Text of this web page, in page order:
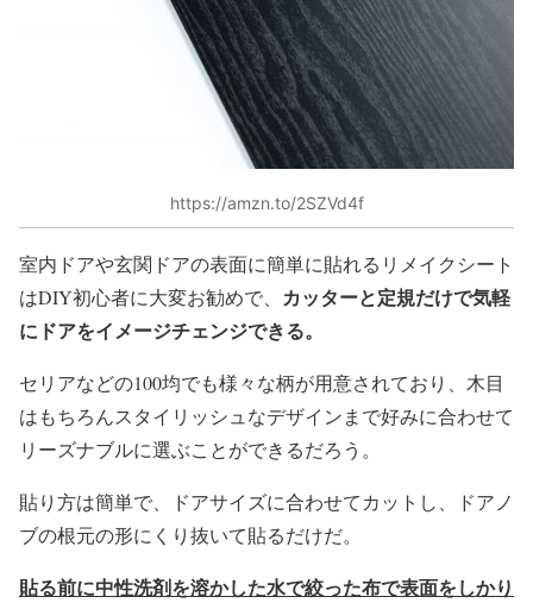
https://amzn.to/2SZVd4f
室内ドアや玄関ドアの表面に簡単に貼れるリメイクシート
はDIY初心者に大変お勧めで、 カッターと定規だけで気軽
にドアをイメージチェンジできる。
セリアなどの100均でも様々な柄が用意されており、木目
はもちろんスタイリッシュなデザインまで好みに合わせて
リーズナブルに選ぶことができるだろう。
貼り方は簡単で、ドアサイズに合わせてカットし、ドアノ
ブの根元の形にくり抜いて貼るだけだ。
貼る前に中性洗剤を溶かした水で絞った布で表面をしかり